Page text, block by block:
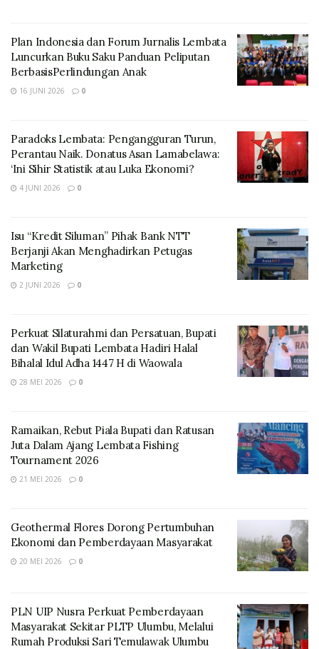
Plan Indonesia dan Forum Jurnalis Lembata
Luncurkan Buku Saku Panduan Peliputan
BerbasisPerlindungan Anak
16 JUNI 2026 0
Paradoks Lembata: Pengangguran Turun,
Perantau Naik. Donatus Asan Lamabelawa:
‘Ini Sihir Statistik atau Luka Ekonomi?
4 JUNI 2026 0
Isu “Kredit Siluman” Pihak Bank NTT
Berjanji Akan Menghadirkan Petugas
Marketing
2 JUNI 2026 0
Perkuat Silaturahmi dan Persatuan, Bupati
dan Wakil Bupati Lembata Hadiri Halal
Bihalal Idul Adha 1447 H di Waowala
28 MEI 2026 0
Ramaikan, Rebut Piala Bupati dan Ratusan
Juta Dalam Ajang Lembata Fishing
Tournament 2026
21 MEI 2026 0
Geothermal Flores Dorong Pertumbuhan
Ekonomi dan Pemberdayaan Masyarakat
20 MEI 2026 0
PLN UIP Nusra Perkuat Pemberdayaan
Masyarakat Sekitar PLTP Ulumbu, Melalui
Rumah Produksi Sari Temulawak Ulumbu